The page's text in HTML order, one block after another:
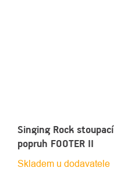
Singing Rock stoupací
popruh FOOTER II
Skladem u dodavatele